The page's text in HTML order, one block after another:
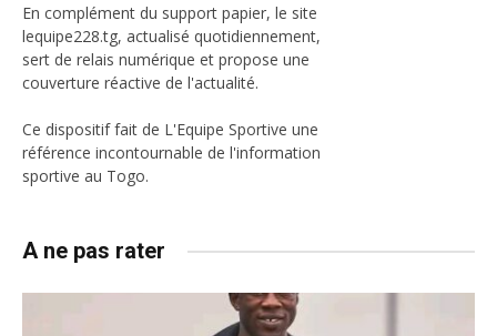
En complément du support papier, le site
lequipe228.tg, actualisé quotidiennement,
sert de relais numérique et propose une
couverture réactive de l'actualité.
Ce dispositif fait de L'Equipe Sportive une
référence incontournable de l'information
sportive au Togo.
A ne pas rater